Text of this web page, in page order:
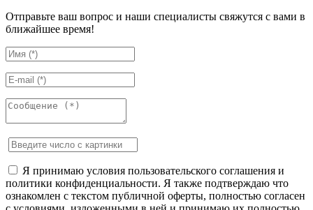
Отправьте ваш вопрос и наши специалисты свяжутся с вами в
ближайшее время!
Я принимаю условия пользовательского соглашения и
политики конфиденциальности. Я также подтверждаю что
ознакомлен с текстом публичной оферты, полностью согласен